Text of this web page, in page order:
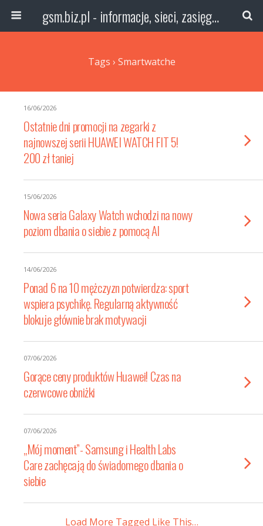
gsm.biz.pl - informacje, sieci, zasięg technologie
Tags › Smartwatche
16/06/2026
Ostatnie dni promocji na zegarki z
najnowszej serii HUAWEI WATCH FIT 5!
200 zł taniej
15/06/2026
Nowa seria Galaxy Watch wchodzi na nowy
poziom dbania o siebie z pomocą AI
14/06/2026
Ponad 6 na 10 mężczyzn potwierdza: sport
wspiera psychikę. Regularną aktywność
blokuje głównie brak motywacji
07/06/2026
Gorące ceny produktów Huawei! Czas na
czerwcowe obniżki
07/06/2026
„Mój moment”- Samsung i Health Labs
Care zachęcają do świadomego dbania o
siebie
Load More Tagged Like This…